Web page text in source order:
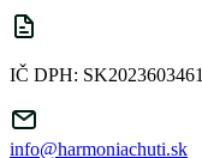
IČ DPH: SK2023603461
info@harmoniachuti.sk